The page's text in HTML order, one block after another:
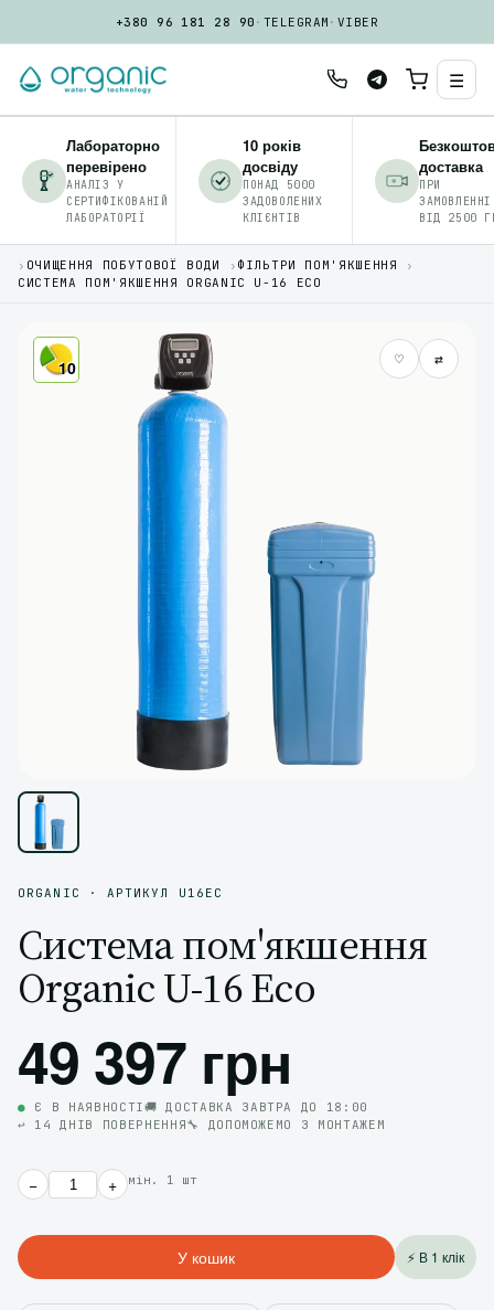
+380 96 181 28 90 · TELEGRAM · VIBER
☰
Лабораторно
перевірено
АНАЛІЗ У
СЕРТИФІКОВАНІЙ
ЛАБОРАТОРІЇ
10 років
досвіду
ПОНАД 5000
ЗАДОВОЛЕНИХ
КЛІЄНТІВ
доставка
ПРИ
ЗАМОВЛЕННІ
ВІД 2500
› ОЧИЩЕННЯ ПОБУТОВОЇ ВОДИ › ФІЛЬТРИ ПОМ'ЯКШЕННЯ
›
СИСТЕМА ПОМ'ЯКШЕННЯ ORGANIC U-16 ECO
♡ ⇄
10
ORGANIC · АРТИКУЛ U16EC
Система пом'якшення
Organic U-16 Eco
49 397 грн
● Є В НАЯВНОСТІ🚚 ДОСТАВКА ЗАВТРА ДО 18:00
↩️ 14 ДНІВ ПОВЕРНЕННЯ🔧 ДОПОМОЖЕМО З МОНТАЖЕМ
− + мін. 1 шт
У кошик ⚡ В 1 клік